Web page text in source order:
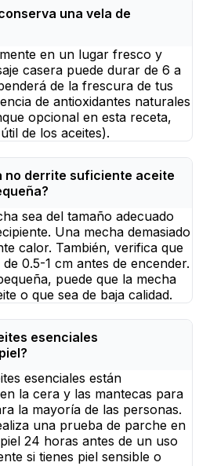
una vela de
en un lugar fresco y
casera puede durar de 6 a
de la frescura de tus
de antioxidantes naturales
opcional en esta receta,
de los aceites).
no derrite suficiente aceite
sea del tamaño adecuado
Una mecha demasiado
calor. También, verifica que
0.5-1 cm antes de encender.
puede que la mecha
o que sea de baja calidad.
esenciales
esenciales están
la cera y las mantecas para
la mayoría de las personas.
una prueba de parche en
24 horas antes de un uso
si tienes piel sensible o